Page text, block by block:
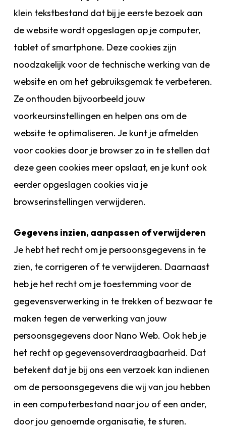
klein tekstbestand dat bij je eerste bezoek aan
de website wordt opgeslagen op je computer,
tablet of smartphone. Deze cookies zijn
noodzakelijk voor de technische werking van de
website en om het gebruiksgemak te verbeteren.
Ze onthouden bijvoorbeeld jouw
voorkeursinstellingen en helpen ons om de
website te optimaliseren. Je kunt je afmelden
voor cookies door je browser zo in te stellen dat
deze geen cookies meer opslaat, en je kunt ook
eerder opgeslagen cookies via je
browserinstellingen verwijderen.
Gegevens inzien, aanpassen of verwijderen
Je hebt het recht om je persoonsgegevens in te
zien, te corrigeren of te verwijderen. Daarnaast
heb je het recht om je toestemming voor de
gegevensverwerking in te trekken of bezwaar te
maken tegen de verwerking van jouw
persoonsgegevens door Nano Web. Ook heb je
het recht op gegevensoverdraagbaarheid. Dat
betekent dat je bij ons een verzoek kan indienen
om de persoonsgegevens die wij van jou hebben
in een computerbestand naar jou of een ander,
door jou genoemde organisatie, te sturen.